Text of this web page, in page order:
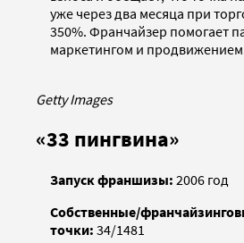
уже через два месяца при
350%. Франчайзер помогает
маркетингом и
Getty Images
«33 пингвина»
Запуск франшизы: 2006 год
Собственные/
точки: 34/1481